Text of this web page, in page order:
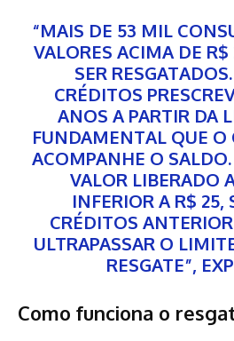
“MAIS DE 53 MIL
VALORES ACIMA DE
SER
CRÉDITOS
ANOS A PARTIR DA
FUNDAMENTAL QUE
ACOMPANHE O
VALOR LIBERADO
INFERIOR A R$ 25,
CRÉDITOS
ULTRAPASSAR O
RESGATE”,
Como funciona o